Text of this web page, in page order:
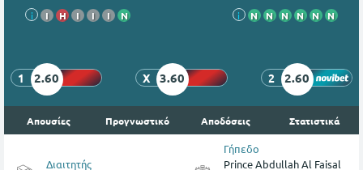
i Ι Η Ι Ι Ι Ν i Ν Ν Ν Ν Ν Ν
1 2.60 X 3.60 2 2.60
Απουσίες Προγνωστικό Αποδόσεις Στατιστικά
Διαιτητής
Γήπεδο
Prince Abdullah Al Faisal